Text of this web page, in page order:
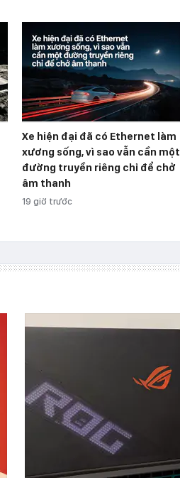
Xe hiện đại đã có Ethernet làm
xương sống, vì sao vẫn cần một
đường truyền riêng chỉ để chở
âm thanh
19 giờ trước